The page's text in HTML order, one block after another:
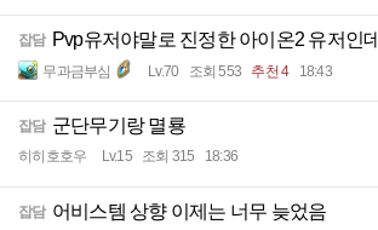
잡담 Pvp유저야말로 진정한 아이온2 유저인데
무과금부심 Lv.70 조회 553 추천 4 18:43
잡담 군단무기랑 멸룡
히히호호우 Lv.15 조회 315 18:36
잡담 어비스템 상향 이제는 너무 늦었음